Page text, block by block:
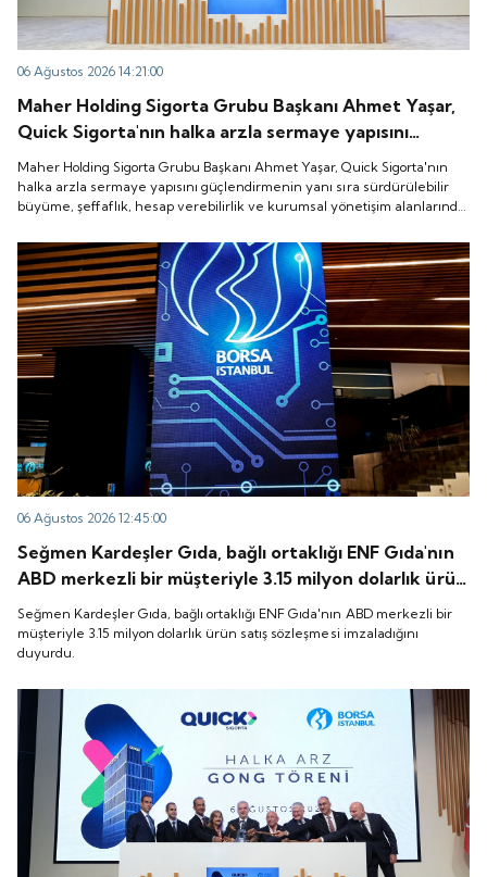
06 Ağustos 2026 14:21:00
Maher Holding Sigorta Grubu Başkanı Ahmet Yaşar,
Quick Sigorta'nın halka arzla sermaye yapısını
güçlendirmenin yanı sıra sürdürülebilir büyüme,
şeffaflık, hesap verebilirlik ve kurumsal yönetişim
alanlarında yeni bir döneme girdiğini belirtti.
Maher Holding Sigorta Grubu Başkanı Ahmet Yaşar, Quick Sigorta'nın
halka arzla sermaye yapısını güçlendirmenin yanı sıra sürdürülebilir
büyüme, şeffaflık, hesap verebilirlik ve kurumsal yönetişim alanlarında
06 Ağustos 2026 12:45:00
Seğmen Kardeşler Gıda, bağlı ortaklığı ENF Gıda'nın
ABD merkezli bir müşteriyle 3.15 milyon dolarlık ürün
satış sözleşmesi imzaladığını duyurdu.
Seğmen Kardeşler Gıda, bağlı ortaklığı ENF Gıda'nın ABD merkezli bir
müşteriyle 3.15 milyon dolarlık ürün satış sözleşmesi imzaladığını
duyurdu.